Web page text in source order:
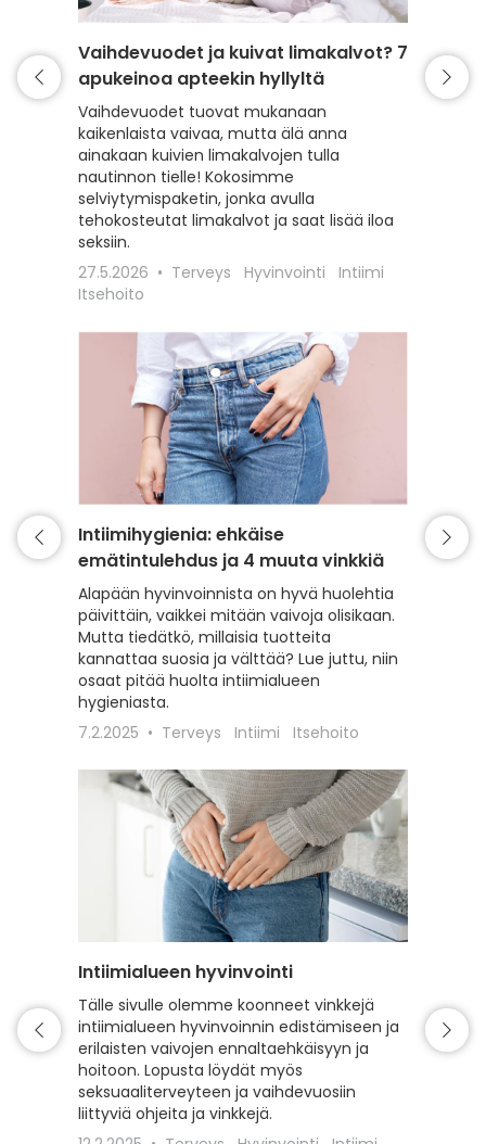
Vaihdevuodet ja kuivat limakalvot? 7
apukeinoa apteekin hyllyltä
Vaihdevuodet tuovat mukanaan
kaikenlaista vaivaa, mutta älä anna
ainakaan kuivien limakalvojen tulla
nautinnon tielle! Kokosimme
selviytymispaketin, jonka avulla
tehokosteutat limakalvot ja saat lisää iloa
seksiin.
27.5.2026
Terveys Hyvinvointi
Intiimi
Itsehoito
Näin
Intiimihygienia: ehkäise
emätintulehdus ja 4 muuta vinkkiä
Alapään hyvinvoinnista on hyvä huolehtia
päivittäin, vaikkei mitään vaivoja olisikaan.
Mutta tiedätkö, millaisia tuotteita
kannattaa suosia ja välttää? Lue juttu, niin
osaat pitää huolta intiimialueen
hygieniasta.
7.2.2025
Terveys Intiimi Itsehoito
Intiimialueen hyvinvointi
Tälle sivulle olemme koonneet vinkkejä
intiimialueen hyvinvoinnin edistämiseen ja
erilaisten vaivojen ennaltaehkäisyyn ja
hoitoon. Lopusta löydät myös
seksuaaliterveyteen ja vaihdevuosiin
liittyviä ohjeita ja vinkkejä.